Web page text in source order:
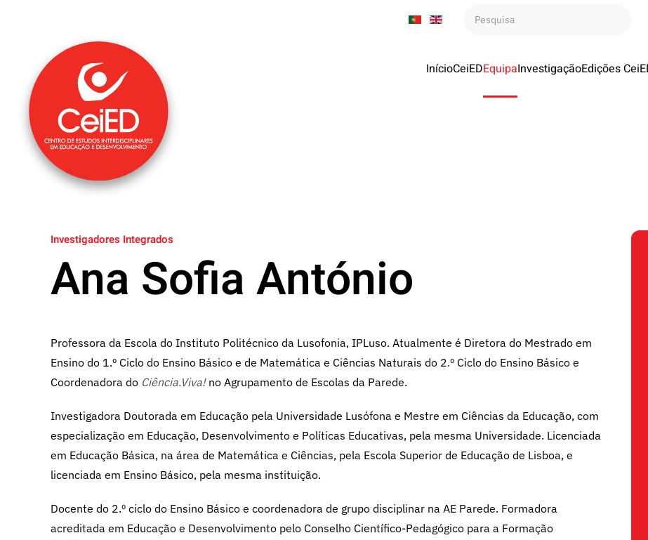
Saltar para o conteúdo principal
InícioCeiEDEquipaInvestigaçãoEdições
Investigadores Integrados
Ana Sofia António
Professora da Escola do Instituto Politécnico da Lusofonia, IPLuso. Atualmente é Diretora do Mestrado em
Ensino do 1.º Ciclo do Ensino Básico e de Matemática e Ciências Naturais do 2.º Ciclo do Ensino Básico e
Coordenadora do Ciência.Viva!no Agrupamento de Escolas da Parede.
Investigadora Doutorada em Educação pela Universidade Lusófona e Mestre em Ciências da Educação, com
especialização em Educação, Desenvolvimento e Políticas Educativas, pela mesma Universidade. Licenciada
em Educação Básica, na área de Matemática e Ciências, pela Escola Superior de Educação de Lisboa, e
licenciada em Ensino Básico, pela mesma instituição.
Docente do 2.º ciclo do Ensino Básico e coordenadora de grupo disciplinar na AE Parede. Formadora
acreditada em Educação e Desenvolvimento pelo Conselho Científico-Pedagógico para a Formação